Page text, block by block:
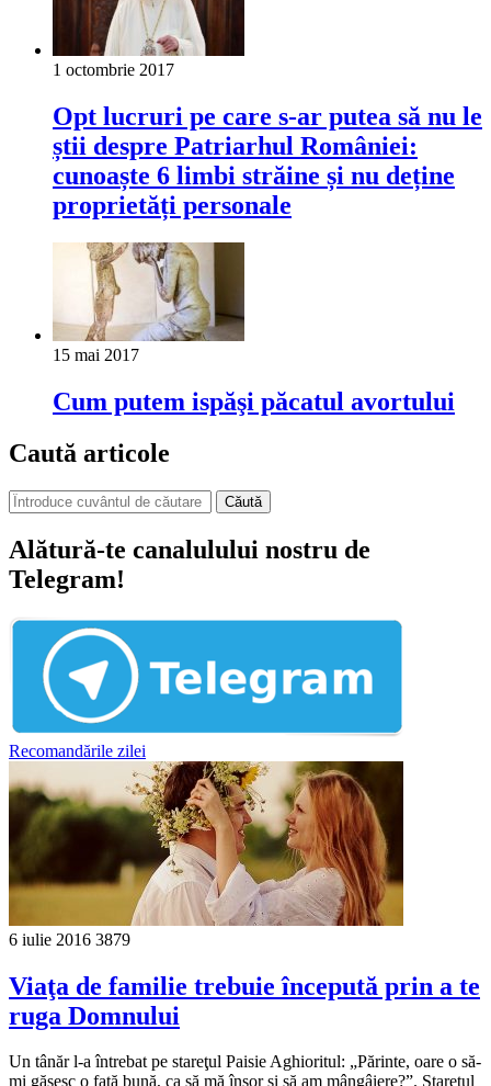
1 octombrie 2017
Opt lucruri pe care s-ar putea să nu le
știi despre Patriarhul României:
cunoaște 6 limbi străine și nu deține
proprietăți personale
15 mai 2017
Cum putem ispăşi păcatul avortului
Caută articole
Căută
Alătură-te canalulului nostru de
Telegram!
Recomandările zilei
6 iulie 2016 3879
Viaţa de familie trebuie începută prin a te
ruga Domnului
Un tânăr l-a întrebat pe stareţul Paisie Aghioritul: „Părinte, oare o să-
mi găsesc o fată bună, ca să mă însor şi să am mângâiere?”. Stareţul